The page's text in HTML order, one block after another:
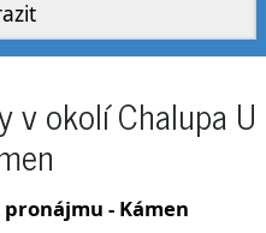
v okolí Chalupa U
- Kámen